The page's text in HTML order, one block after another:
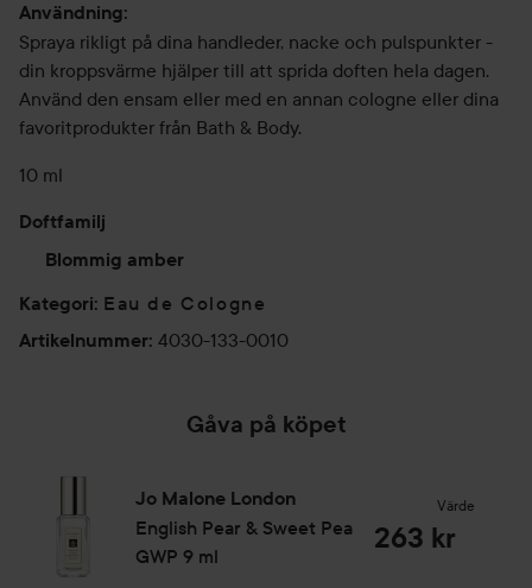
Användning:
Spraya rikligt på dina handleder, nacke och pulspunkter -
din kroppsvärme hjälper till att sprida doften hela dagen.
Använd den ensam eller med en annan cologne eller dina
favoritprodukter från Bath & Body.
10 ml
Doftfamilj
Blommig amber
Kategori: Eau de Cologne
Artikelnummer: 4030-133-0010
Gåva på köpet
Jo Malone London
English Pear & Sweet Pea
GWP 9 ml
Värde
263 kr